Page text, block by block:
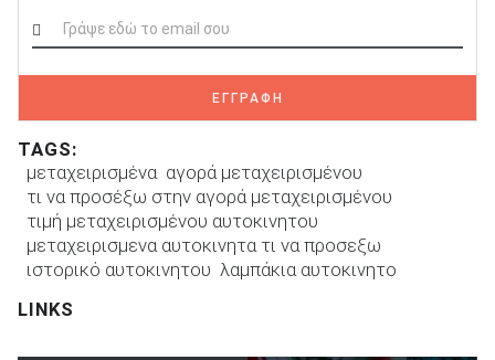
ΕΓΓΡΑΦΗ
TAGS:
μεταχειρισμένα αγορά μεταχειρισμένου
τι να προσέξω στην αγορά μεταχειρισμένου
τιμή μεταχειρισμένου αυτοκινητου
μεταχειρισμενα αυτοκινητα τι να προσεξω
ιστορικό αυτοκινητου λαμπάκια αυτοκινητο
LINKS